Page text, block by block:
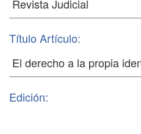
Título Artículo:
Edición: